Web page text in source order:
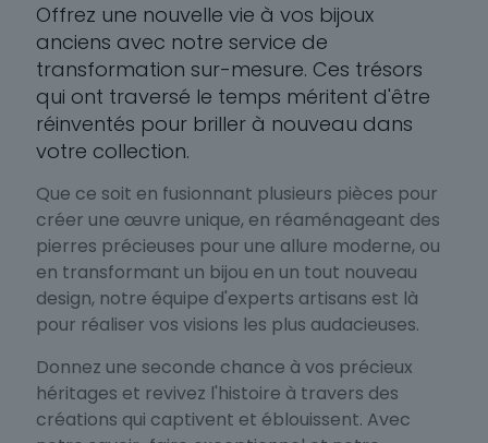
Offrez une nouvelle vie à vos bijoux
anciens avec notre service de
transformation sur-mesure. Ces trésors
qui ont traversé le temps méritent d'être
réinventés pour briller à nouveau dans
votre collection.
Que ce soit en fusionnant plusieurs pièces pour
créer une œuvre unique, en réaménageant des
pierres précieuses pour une allure moderne, ou
en transformant un bijou en un tout nouveau
design, notre équipe d'experts artisans est là
pour réaliser vos visions les plus audacieuses.
Donnez une seconde chance à vos précieux
héritages et revivez l'histoire à travers des
créations qui captivent et éblouissent. Avec